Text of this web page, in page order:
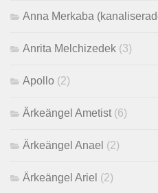
Anna Merkaba
Anrita Melchizedek (3)
Apollo (2)
Ärkeängel Ametist (6)
Ärkeängel Anael (2)
Ärkeängel Ariel (2)